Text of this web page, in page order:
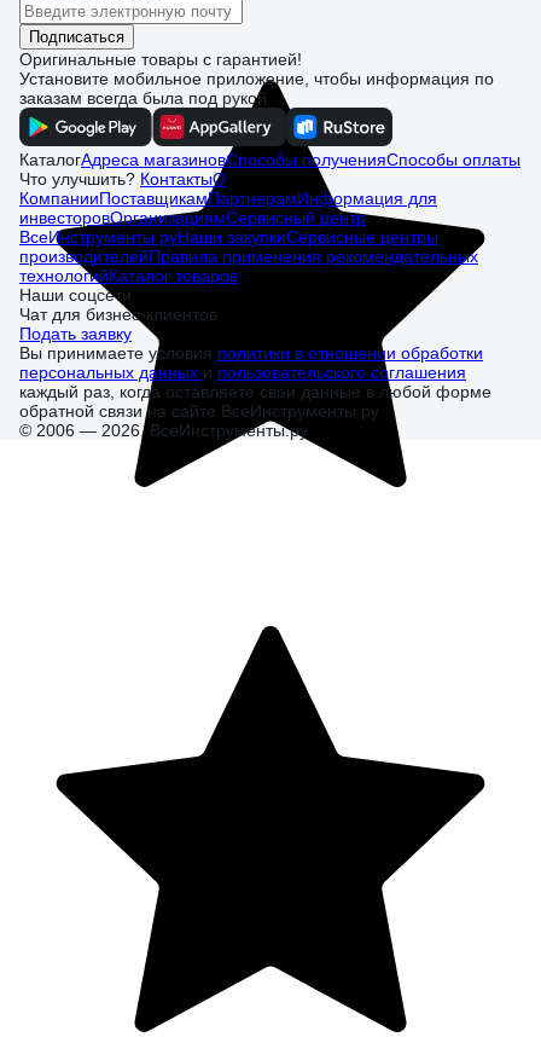
Подписаться
Оригинальные товары с гарантией!
Установите мобильное приложение, чтобы информация по
заказам всегда была под рукой
КаталогАдреса магазиновСпособы полученияСпособы оплаты
Что улучшить? КонтактыО
КомпанииПоставщикамПартнерамИнформация для
инвесторовОрганизациямСервисный центр
ВсеИнструменты.руНаши закупкиСервисные центры
производителейПравила применения рекомендательных
технологийКаталог товаров
Наши соцсети
Чат для бизнес-клиентов
Подать заявку
Вы принимаете условия политики в отношении обработки
персональных данных и пользовательского соглашения
каждый раз, когда оставляете свои данные в любой форме
обратной связи на сайте ВсеИнструменты.ру
© 2006 — 2026. ВсеИнструменты.ру